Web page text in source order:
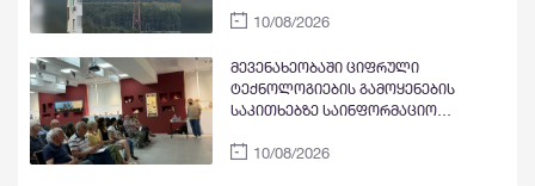
მდებარეობს
10/08/2026
მევენახეობაში ციფრული
ტექნოლოგიების გამოყენების
საკითხებზე საინფორმაციო
10/08/2026